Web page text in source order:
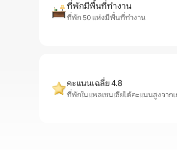
ที่พักมีพื้นที่ทำงาน
ที่พัก 50 แห่งมีพื้นที่ทำงาน
คะแนนเฉลี่ย 4.8
ที่พักในแพลเซนเซียได้คะแนนสูงจาก